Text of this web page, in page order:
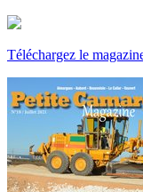
Téléchargez le